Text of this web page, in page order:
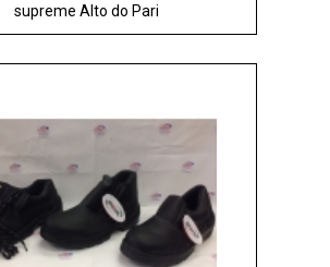
supreme Alto do Pari